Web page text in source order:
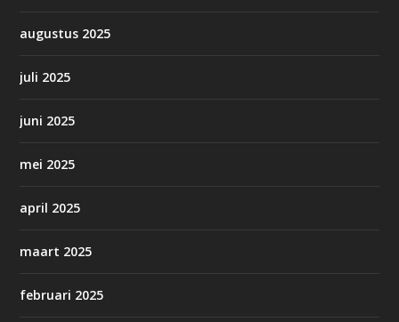
augustus 2025
juli 2025
juni 2025
mei 2025
april 2025
maart 2025
februari 2025